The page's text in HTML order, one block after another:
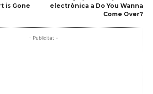
is Gone
electrònica a Do You Wanna
Come Over?
- Publicitat -